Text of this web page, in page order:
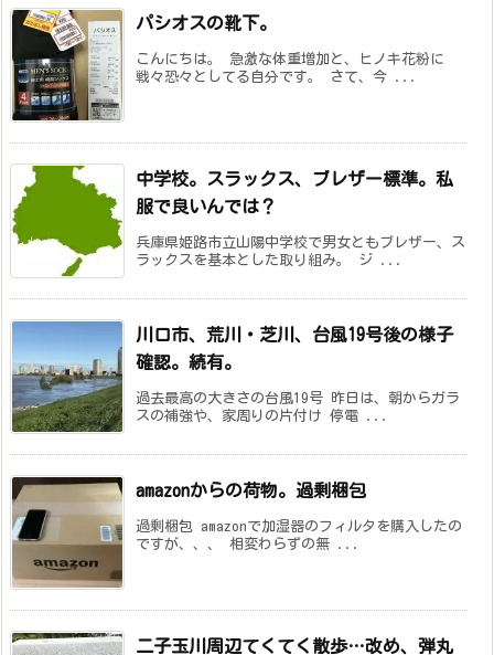
パシオスの靴下。
こんにちは。 急激な体重増加と、ヒノキ花粉に
戦々恐々としてる自分です。 さて、今 ...
中学校。スラックス、ブレザー標準。私
服で良いんでは？
兵庫県姫路市立山陽中学校で男女ともブレザー、ス
ラックスを基本とした取り組み。 ジ ...
川口市、荒川・芝川、台風19号後の様子
確認。続有。
過去最高の大きさの台風19号 昨日は、朝からガラ
スの補強や、家周りの片付け 停電 ...
amazonからの荷物。過剰梱包
過剰梱包 amazonで加湿器のフィルタを購入したの
ですが、、、 相変わらずの無 ...
二子玉川周辺てくてく散歩…改め、弾丸